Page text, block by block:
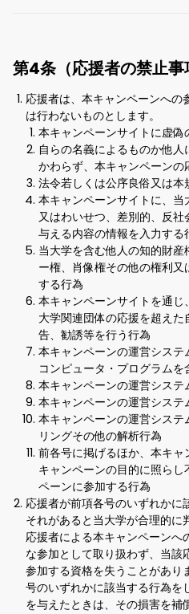
第4条（応援者の禁止事
応援者は、本キャンペーンへの
は行わないものとします。
本キャンペーンサイトに虚偽
自らの名義によるものか他
かわらず、本キャンペーン
法令若しくは公序良俗又は本
本キャンペーンサイトに、当
又はわいせつ、差別的、反
与える内容の情報を入力する
当大学を含む他人の知的財
ー権、肖像権その他の権利
する行為
本キャンペーンサイトを通じ
大学関連団体の応援を超え
告、勧誘等を行う行為
本キャンペーンの運営シス
コンピュータ・プログラム
本キャンペーンの運営シス
本キャンペーンの運営システ
本キャンペーンの運営シス
リングその他の解析行為
前各号に掲げるほか、本キ
キャンペーンの目的に照ら
ペーンに参加する行為
応援者が前項各号のいずれかに
それがあると当大学が合理的
応援者による本キャンペーンへ
な参加として取り扱わず、当該
参加する資格を失うことがあり
号のいずれかに該当する行為を
を与えたときは、その損害を補